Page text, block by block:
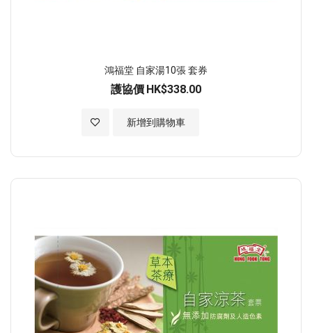
鴻福堂 自家湯10張 套券
護協價 HK$338.00
新增到購物車
加入至願望清單